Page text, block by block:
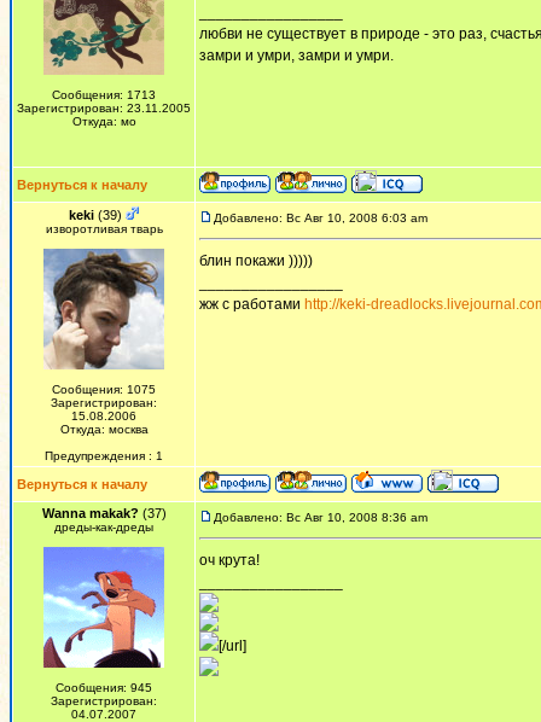
Сообщения: 1713
Зарегистрирован: 23.11.2005
Откуда: мо
любви не существует в природе - это раз,
замри и умри, замри и умри.
Вернуться к началу
keki (39)
изворотливая тварь
Сообщения: 1075
Зарегистрирован:
15.08.2006
Откуда: москва
Предупреждения : 1
Добавлено: Вс Авг 10, 2008 6:03 am
блин покажи )))))
жж с работами http://keki-
Вернуться к началу
Wanna makak? (37)
дреды-как-дреды
Сообщения: 945
Зарегистрирован:
04.07.2007
Добавлено: Вс Авг 10, 2008 8:36 am
оч крута!
[/url]